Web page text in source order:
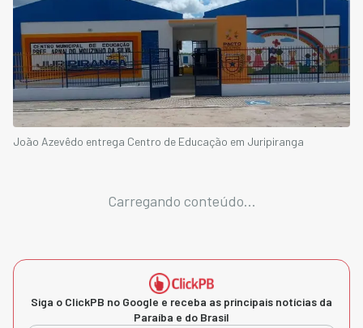
João Azevêdo entrega Centro de Educação em Juripiranga
Carregando conteúdo...
Siga o ClickPB no Google e receba as principais notícias da
Paraíba e do Brasil